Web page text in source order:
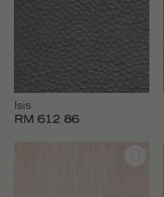
Isis
RM 612 86